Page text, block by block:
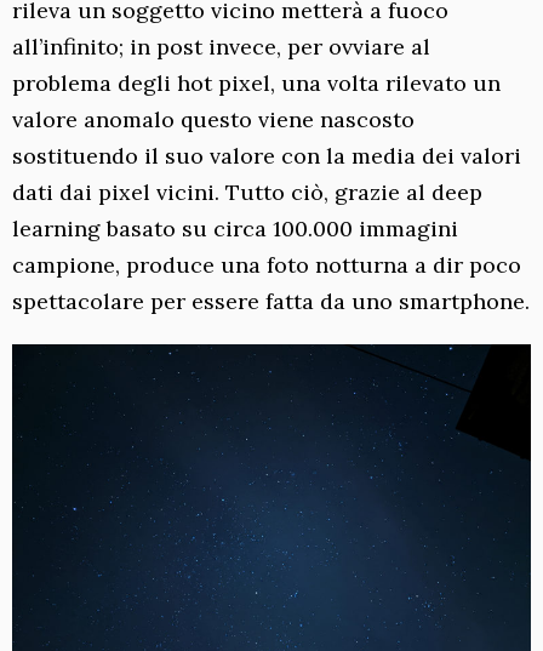
rileva un soggetto vicino metterà a fuoco
all’infinito; in post invece, per ovviare al
problema degli hot pixel, una volta rilevato un
valore anomalo questo viene nascosto
sostituendo il suo valore con la media dei valori
dati dai pixel vicini. Tutto ciò, grazie al deep
learning basato su circa 100.000 immagini
campione, produce una foto notturna a dir poco
spettacolare per essere fatta da uno smartphone.